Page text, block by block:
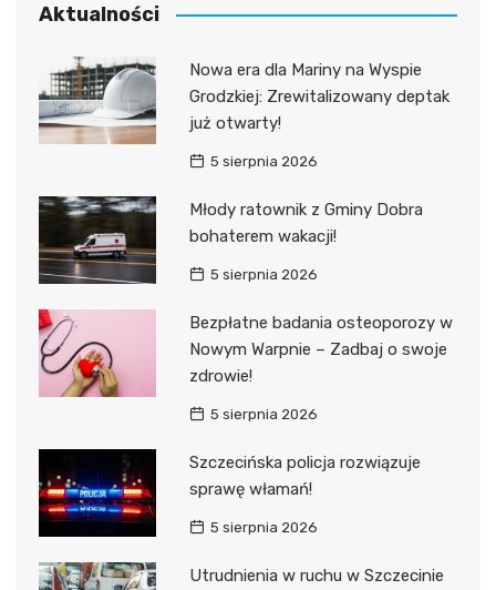
Aktualności
Nowa era dla Mariny na Wyspie
Grodzkiej: Zrewitalizowany deptak
już otwarty!
5 sierpnia 2026
Młody ratownik z Gminy Dobra
bohaterem wakacji!
5 sierpnia 2026
Bezpłatne badania osteoporozy w
Nowym Warpnie – Zadbaj o swoje
zdrowie!
5 sierpnia 2026
Szczecińska policja rozwiązuje
sprawę włamań!
5 sierpnia 2026
Utrudnienia w ruchu w Szczecinie